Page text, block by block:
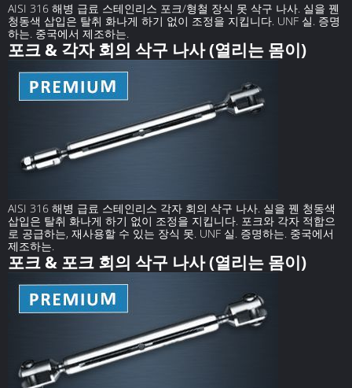
AISI 316 해병 급료 스테인리스 포크/형철 장식 못 삭구 나사. 실을 꿴
청동색 삽입은 탈취 화나게 하기 없이 조정을 지킵니다. UNF 실. 증명
하는. 중국에서 제조하는.
포크 & 각자 회의 삭구 나사 (열리는 몸이)
AISI 316 해병 급료 스테인리스 각자 회의 삭구 나사. 실을 꿴 청동색
삽입은 탈취 화나게 하기 없이 조정을 지킵니다. 포크와 각자 적합으
로 공급하는, 재사용할 수 있는 장식 못. UNF 실. 증명하는. 중국에서
제조하는.
포크 & 포크 회의 삭구 나사 (열리는 몸이)